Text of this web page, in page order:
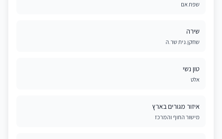
שפת אם
שירה
שחקן.נית שר.ה
טון נשי
אלט
איזור מגורים בארץ
מישור החוף והמרכז